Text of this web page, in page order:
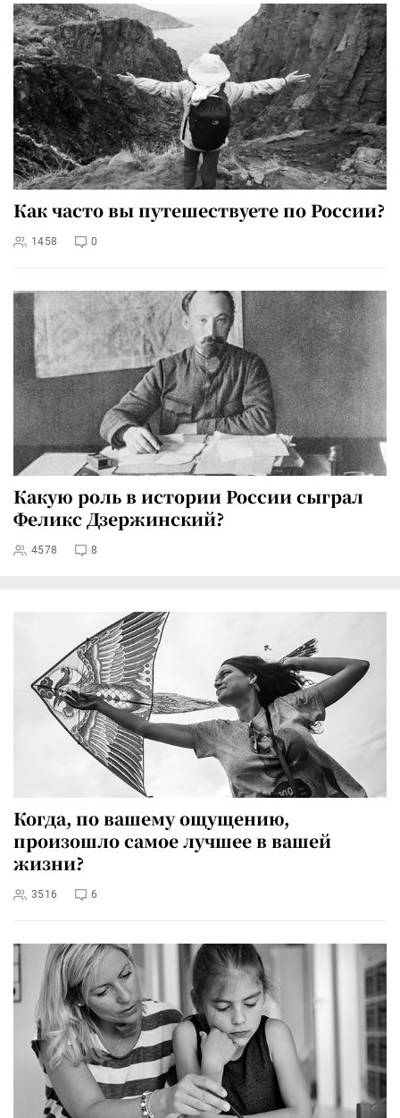
Как часто вы путешествуете по России?
1458 0
Какую роль в истории России сыграл
Феликс Дзержинский?
4578 8
Когда, по вашему ощущению,
произошло самое лучшее в вашей
жизни?
3516 6